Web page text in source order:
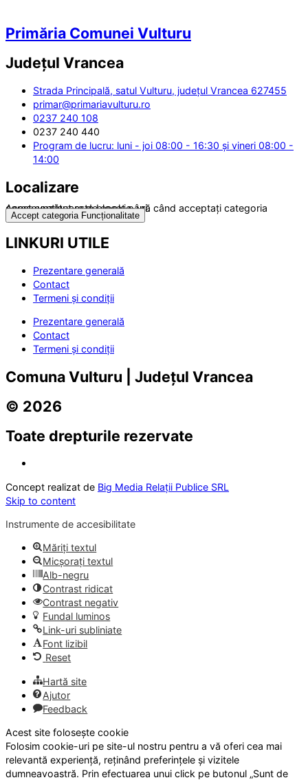
Primăria Comunei Vulturu
Județul Vrancea
Strada Principală, satul Vulturu, județul Vrancea 627455
primar@primariavulturu.ro
0237 240 108
0237 240 440
Program de lucru: luni - joi 08:00 - 16:30 și vineri 08:00 -
14:00
Localizare
Acest conținut este blocat până când acceptați categoria corespunzătoare de cookie-uri.
Accept categoria Funcționalitate
LINKURI UTILE
Prezentare generală
Contact
Termeni și condiții
Prezentare generală
Contact
Termeni și condiții
Comuna Vulturu | Județul Vrancea
© 2026
Toate drepturile rezervate
Concept realizat de Big Media Relații Publice SRL
Skip to content
Instrumente de accesibilitate
Măriți textul
Micșorați textul
Alb-negru
Contrast ridicat
Contrast negativ
Fundal luminos
Link-uri subliniate
Font lizibil
Reset
Hartă site
Ajutor
Feedback
Acest site folosește cookie
Folosim cookie-uri pe site-ul nostru pentru a vă oferi cea mai
relevantă experiență, reținând preferințele și vizitele
dumneavoastră. Prin efectuarea unui click pe butonul „Sunt de